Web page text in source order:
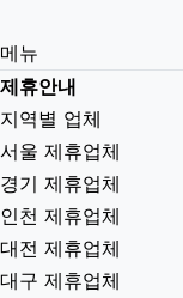
메뉴
제휴안내
지역별 업체
서울 제휴업체
경기 제휴업체
인천 제휴업체
대전 제휴업체
대구 제휴업체